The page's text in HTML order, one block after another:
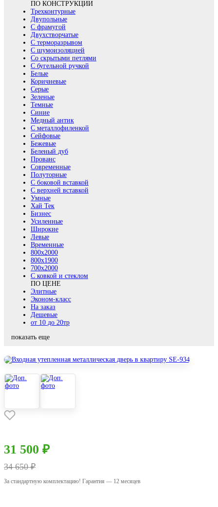
ПО КОНСТРУКЦИИ
Трехконтурные
Двупольные
С фрамугой
Двухстворчатые
С терморазрывом
С шумоизоляцией
Со скрытыми петлями
С бугельной ручкой
Белые
Коричневые
Серые
Зеленые
Темные
Синие
Медный антик
С металлофиленкой
Сейфовые
Бежевые
Беленый дуб
Прованс
Современные
Полуторные
С боковой вставкой
С верхней вставкой
Умные
Хай Тек
Бизнес
Усиленные
Широкие
Левые
Временные
800х2000
800x1900
700x2000
С ковкой и стеклом
ПО ЦЕНЕ
Элитные
Эконом-класс
На заказ
Дешевые
от 10 до 20тр
показать еще
31 500 ₽
34 650 ₽
За стандартную комплектацию! Гарантия — 12 месяцев